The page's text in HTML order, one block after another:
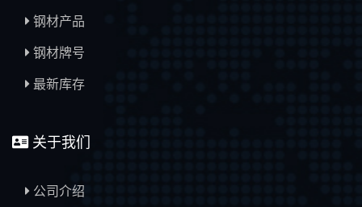
钢材产品
钢材牌号
最新库存
关于我们
公司介绍